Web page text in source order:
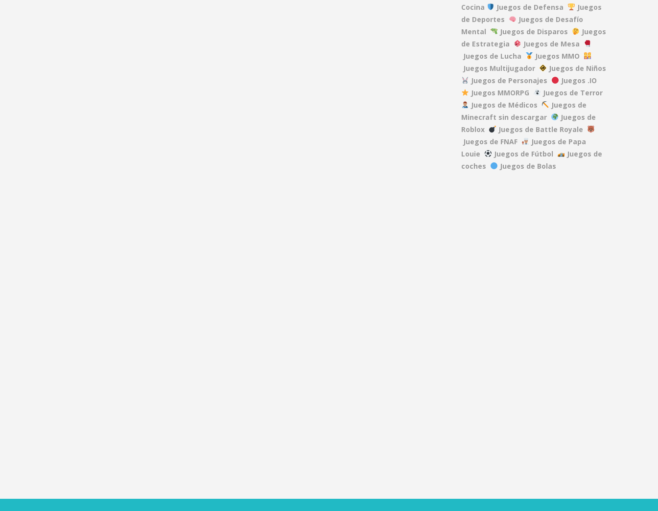
CLOVERPIT (Juego ..
8.63K
FNAF: Secret of the ..
13.1K
DEAD RAILS
27.5K
REPO
40.1K
Cocina
Juegos de Defensa
Juegos
de Deportes
Juegos de Desafío
Mental
Juegos de Disparos
Juegos
de Estrategia
Juegos de Mesa
Juegos de Lucha
Juegos MMO
Juegos Multijugador
Juegos de Niños
Juegos de Personajes
Juegos .IO
Juegos MMORPG
Juegos de Terror
Juegos de Médicos
Juegos de
Minecraft sin descargar
Juegos de
Roblox
Juegos de Battle Royale
Juegos de FNAF
Juegos de Papa
Louie
Juegos de Fútbol
Juegos de
coches
Juegos de Bolas